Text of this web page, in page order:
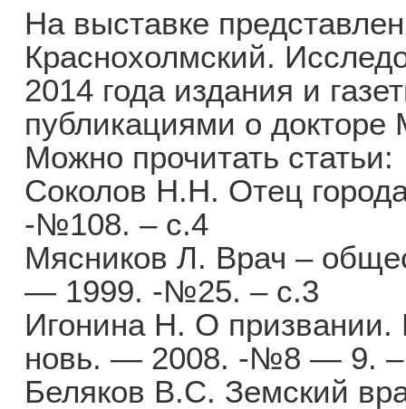
На выставке
Краснохолмский.
2014 года издания и
публикациями о докторе
Можно прочитать статьи:
Соколов Н.Н. Отец
-№108. – с.4
Мясников Л. Врач –
— 1999. -№25. – с.3
Игонина Н. О
новь. — 2008. -№8 — 9. –
Беляков В.С. Земский